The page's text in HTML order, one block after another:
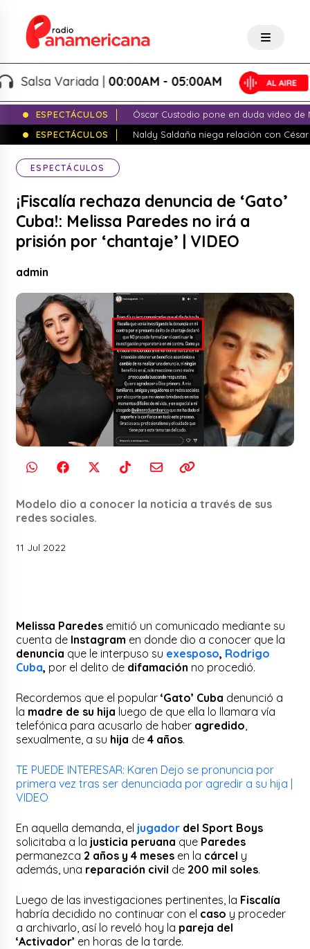
Variada |00:00AM - 05:00AM
ESPECTÁCULOS
Óscar Custodio pone en duda video de
ESPECTÁCULOS
Naldy Saldaña niega relación con
ESPECTÁCULOS
¡Fiscalía rechaza denuncia de ‘Gato’
Cuba!: Melissa Paredes no irá a
prisión por ‘chantaje’ | VIDEO
admin
Modelo dio a conocer la noticia a través de sus
redes sociales.
11 Jul 2022
Melissa Paredes emitió un comunicado mediante su
cuenta de Instagram en donde dio a conocer que la
denuncia que le interpuso su exesposo, Rodrigo
Cuba, por el delito de difamación no procedió.
Recordemos que el popular‘Gato’ Cuba denunció a
la madre de su hija luego de que ella lo llamara vía
telefónica para acusarlo de haber agredido
sexualmente, a su hija de4 años.
TE PUEDE INTERESAR: Karen Dejo se pronuncia por
primera vez tras ser denunciada por agredir a su hija |
VIDEO
En aquella demanda, el jugador del Sport Boys
solicitaba a la justicia peruana que Paredes
permanezca 2 años y 4 meses en la cárcel y
además, una reparación civil de 200 mil soles.
Luego de las investigaciones pertinentes, la Fiscalía
habría decidido no continuar con el caso y proceder
a archivarlo, así lo reveló hoy la pareja del
‘Activador’ en horas de la tarde.